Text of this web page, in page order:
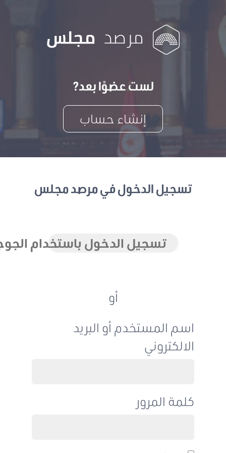
لست عضوًا بعد?
إنشاء حساب
تسجيل الدخول في مرصد مجلس
تسجيل الدخول باستخدام الجوجل
اسم المستخدم أو البريد
الالكتروني
كلمة المرور